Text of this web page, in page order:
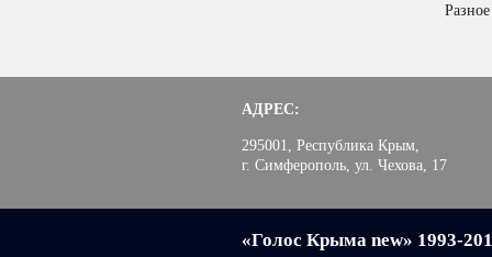
Разное
АДРЕС:
295001, Республика Крым,
г. Симферополь, ул. Чехова, 17
«Голос Крыма new» 1993-